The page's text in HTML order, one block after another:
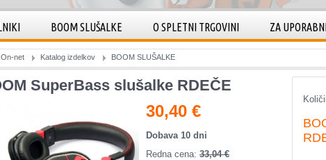
BOOM SLUŠALKE O SPLETNI TRGOVINI ZA
net Katalog izdelkov BOOM SLUŠALKE
SuperBass slušalke RDEČE
30,40 €
Dobava 10 dni
Redna cena: 33,04 €